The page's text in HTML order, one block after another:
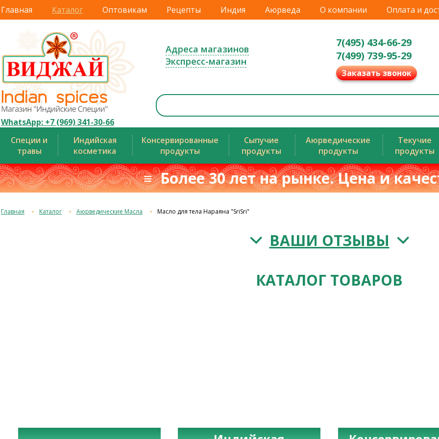
Главная Каталог Оптовикам Рецепты Индия Аюрведа О компании Оплата и
WhatsApp: +7 (969) 341-30-66
Адреса магазинов
Экспресс-магазин
7(495) 434-66-29
7(499) 739-95-29
Заказать звонок
Специи и
травы
Индийская
косметика
Консервированные
продукты
Сыпучие
продукты
Аюрведические
продукты
Текучие
продукты
≡ Более 30 лет на рынке. Цена и
Главная Каталог Аюрведические Масла Масло для тела Нараяна "SriSri"
ВАШИ ОТЗЫВЫ
КАТАЛОГ ТОВАРОВ